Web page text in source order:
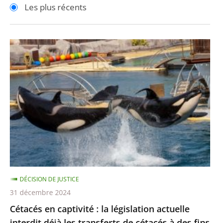
filtres
après
filtres
avant
Les plus récents
Cétacés
en
captivité
la
législation
actuelle
interdit
déjà
les
transferts
de
cétacés
Cétacés en captivité : la législation actuelle
DÉCISION DE JUSTICE
31 décembre 2024